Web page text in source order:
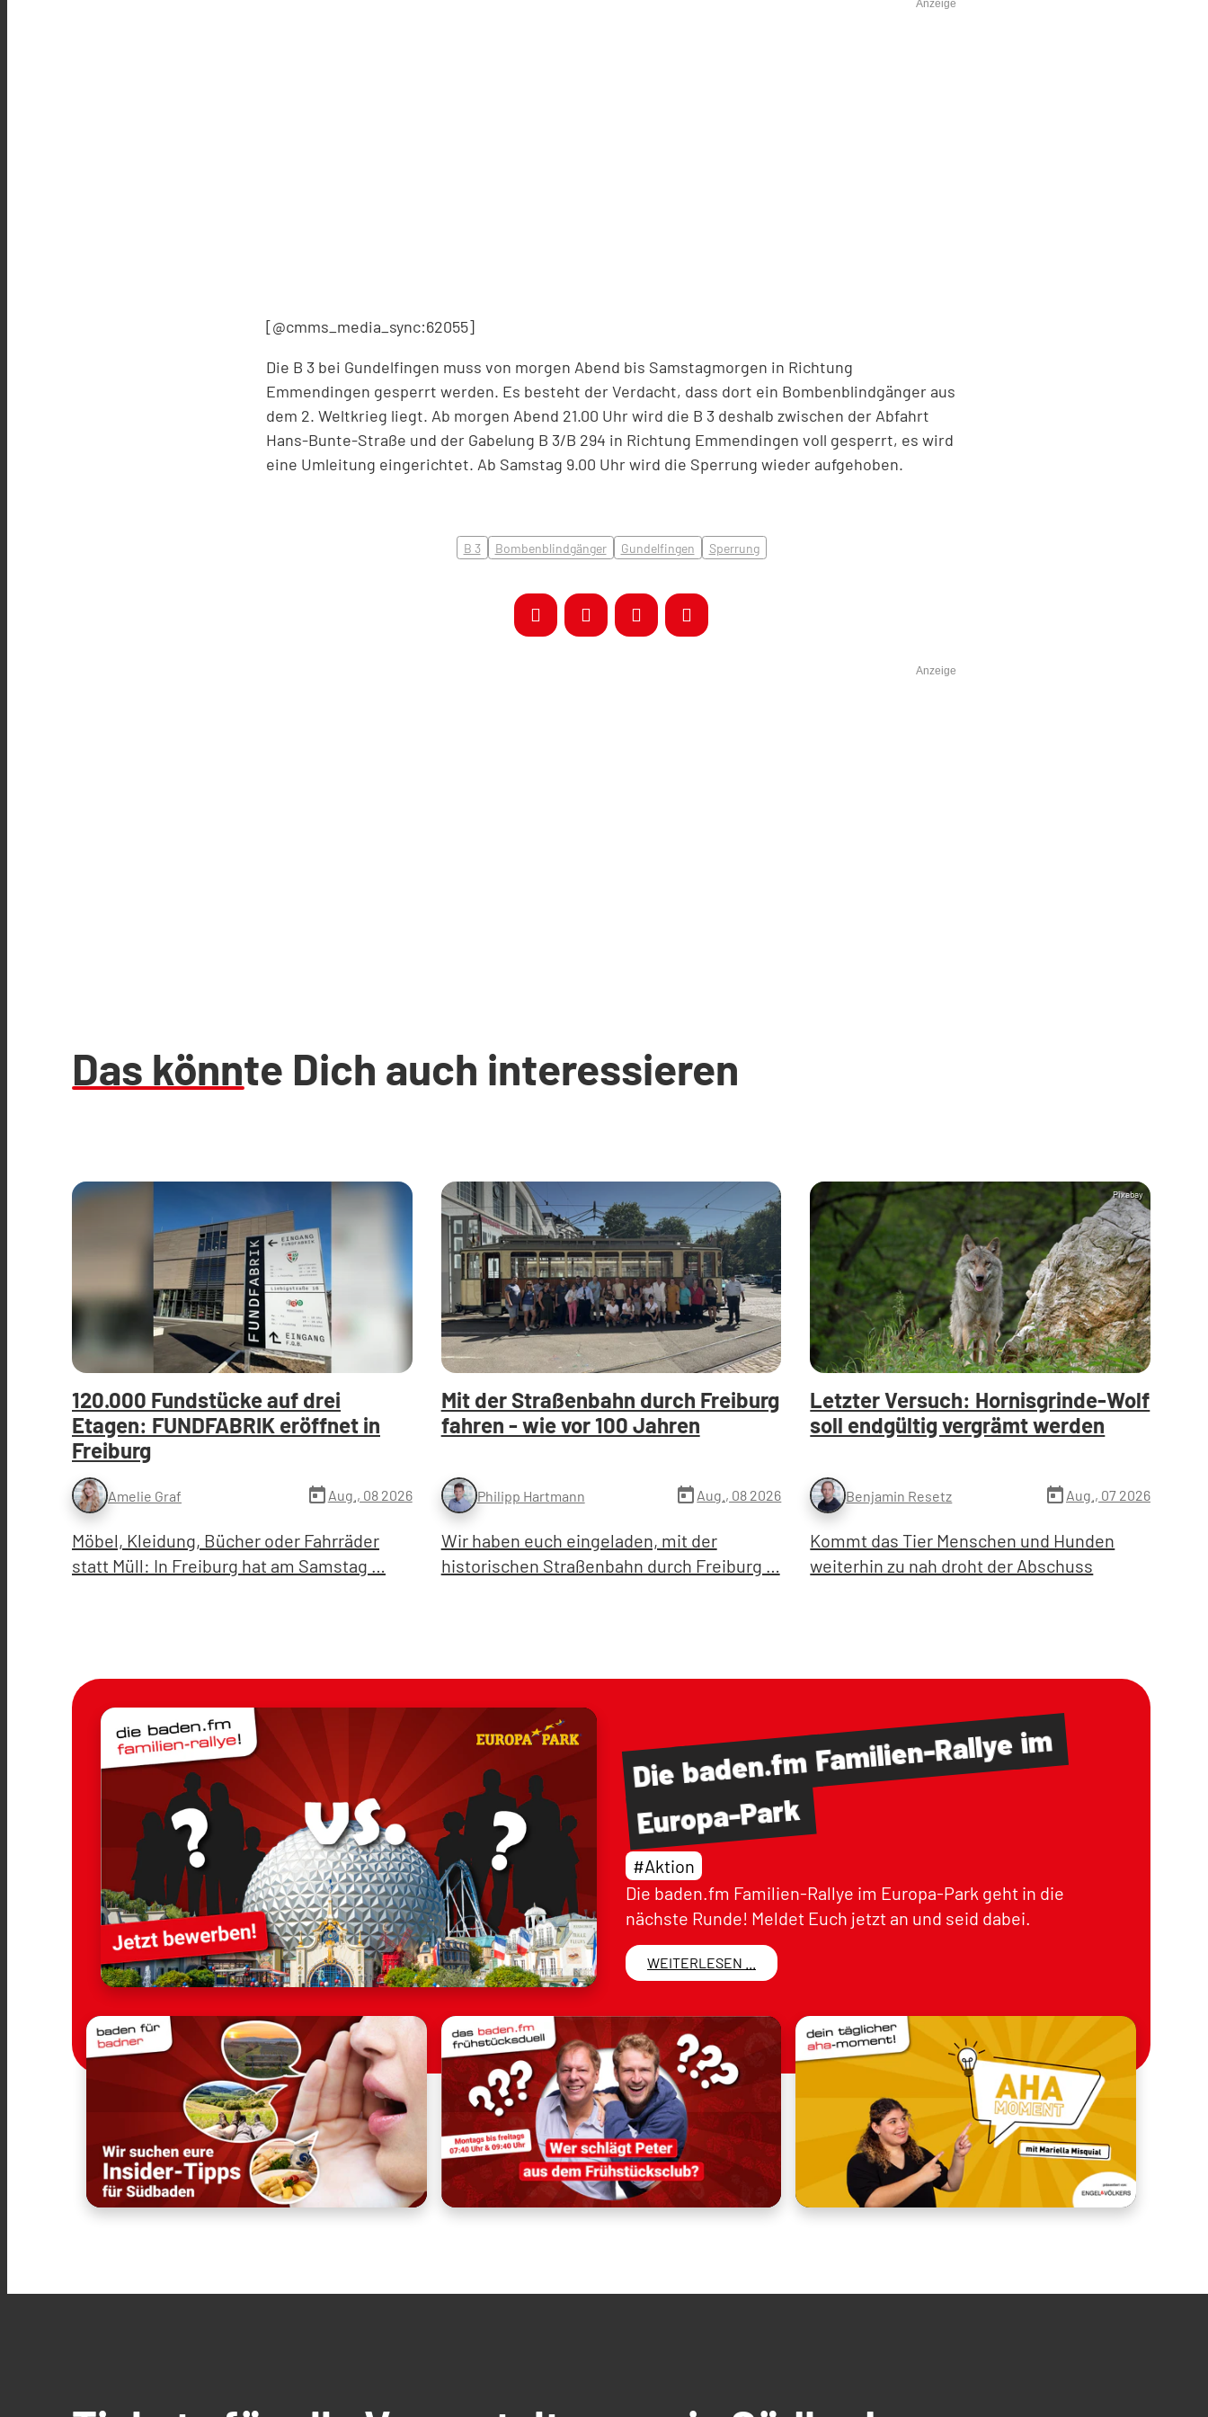
Anzeige
[@cmms_media_sync:62055]
Die B 3 bei Gundelfingen muss von morgen Abend bis Samstagmorgen in Richtung
Emmendingen gesperrt werden. Es besteht der Verdacht, dass dort ein Bombenblindgänger aus
dem 2. Weltkrieg liegt. Ab morgen Abend 21.00 Uhr wird die B 3 deshalb zwischen der Abfahrt
Hans-Bunte-Straße und der Gabelung B 3/B 294 in Richtung Emmendingen voll gesperrt, es wird
eine Umleitung eingerichtet. Ab Samstag 9.00 Uhr wird die Sperrung wieder aufgehoben.
B 3 Bombenblindgänger Gundelfingen Sperrung
Anzeige
Das könnte Dich auch interessieren
120.000 Fundstücke auf drei
Etagen: FUNDFABRIK eröffnet in
Freiburg
Amelie Graf today Aug., 08 2026
Möbel, Kleidung, Bücher oder Fahrräder
statt Müll: In Freiburg hat am Samstag …
Mit der Straßenbahn durch Freiburg
fahren - wie vor 100 Jahren
Philipp Hartmann todayAug., 08 2026
Wir haben euch eingeladen, mit der
historischen Straßenbahn durch Freiburg …
Pixabay
Letzter Versuch: Hornisgrinde-Wolf
soll endgültig vergrämt werden
Benjamin Resetz today Aug., 07 2026
Kommt das Tier Menschen und Hunden
weiterhin zu nah droht der Abschuss
Die baden.fmFamilien-Rallyeim
Europa-Park
#Aktion
Die baden.fm Familien-Rallye im Europa-Park geht in die
nächste Runde! Meldet Euch jetzt an und seid dabei.
WEITERLESEN ...